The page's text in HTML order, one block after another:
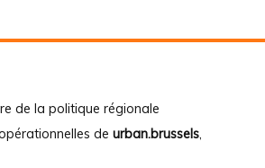
de la politique régionale
de urban.brussels,